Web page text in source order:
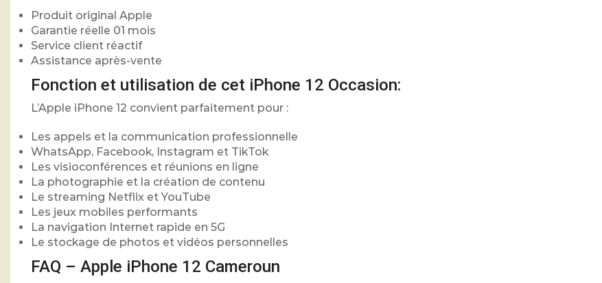
Produit original Apple
Garantie réelle 01 mois
Service client réactif
Assistance après-vente
Fonction et utilisation de cet iPhone 12 Occasion:
L’Apple iPhone 12 convient parfaitement pour :
Les appels et la communication professionnelle
WhatsApp, Facebook, Instagram et TikTok
Les visioconférences et réunions en ligne
La photographie et la création de contenu
Le streaming Netflix et YouTube
Les jeux mobiles performants
La navigation Internet rapide en 5G
Le stockage de photos et vidéos personnelles
FAQ – Apple iPhone 12 Cameroun